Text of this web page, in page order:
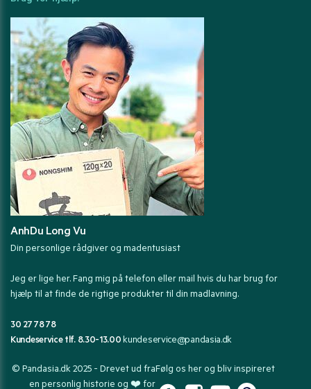
AnhDu Long Vu
Din personlige rådgiver og madentusiast
Jeg er lige her. Fang mig på telefon eller mail hvis du har brug for
hjælp til at finde de rigtige produkter til din madlavning.
30 27 78 78
Kundeservice tlf. 8.30-13.00kundeservice@pandasia.dk
© Pandasia.dk 2025 - Drevet ud fra
en personlig historie og ❤️ for
Følg os her og bliv inspireret